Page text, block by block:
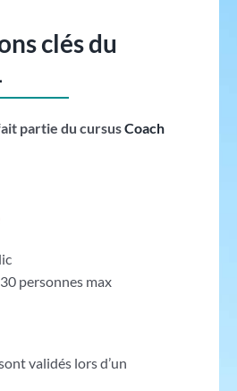
clés du
partie du cursusCoach
personnes max
validés lors d’un